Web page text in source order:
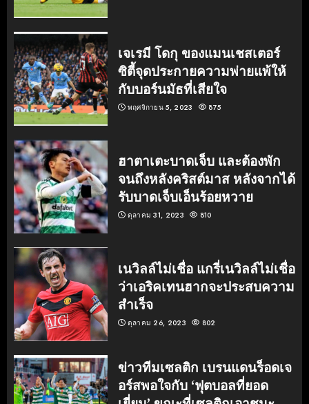
เจเรมี โดกุ ของแมนเชสเตอร์
ซิตี้จุดประกายความพ่ายแพ้ให้
กับบอร์นมัธที่เสียใจ
พฤศจิกายน 5, 2023 875
ฮาตาเตะบาดเจ็บ และต้องพัก
จนถึงหลังคริสต์มาส หลังจากได้
รับบาดเจ็บเอ็นร้อยหวาย
ตุลาคม 31, 2023 810
เนวิลล์ไม่เชื่อ แกรี่เนวิลล์ไม่เชื่อ
ว่าเอริคเทนฮากจะประสบความ
สำเร็จ
ตุลาคม 26, 2023 802
ข่าวทีมเซลติก เบรนแดนร็อดเจ
อร์สพอใจกับ ‘ฟุตบอลที่ยอด